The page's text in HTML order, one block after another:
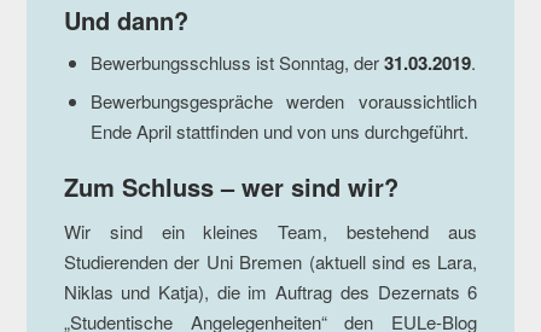
Und dann?
Bewerbungsschluss ist Sonntag, der31.03.2019.
Bewerbungsgespräche werden voraussichtlich
Ende April stattfinden und von uns durchgeführt.
Zum Schluss – wer sind wir?
Wir sind ein kleines Team, bestehend aus
Studierenden der Uni Bremen (aktuell sind es Lara,
Niklas und Katja), die im Auftrag des Dezernats 6
„Studentische Angelegenheiten“ den EULe-Blog